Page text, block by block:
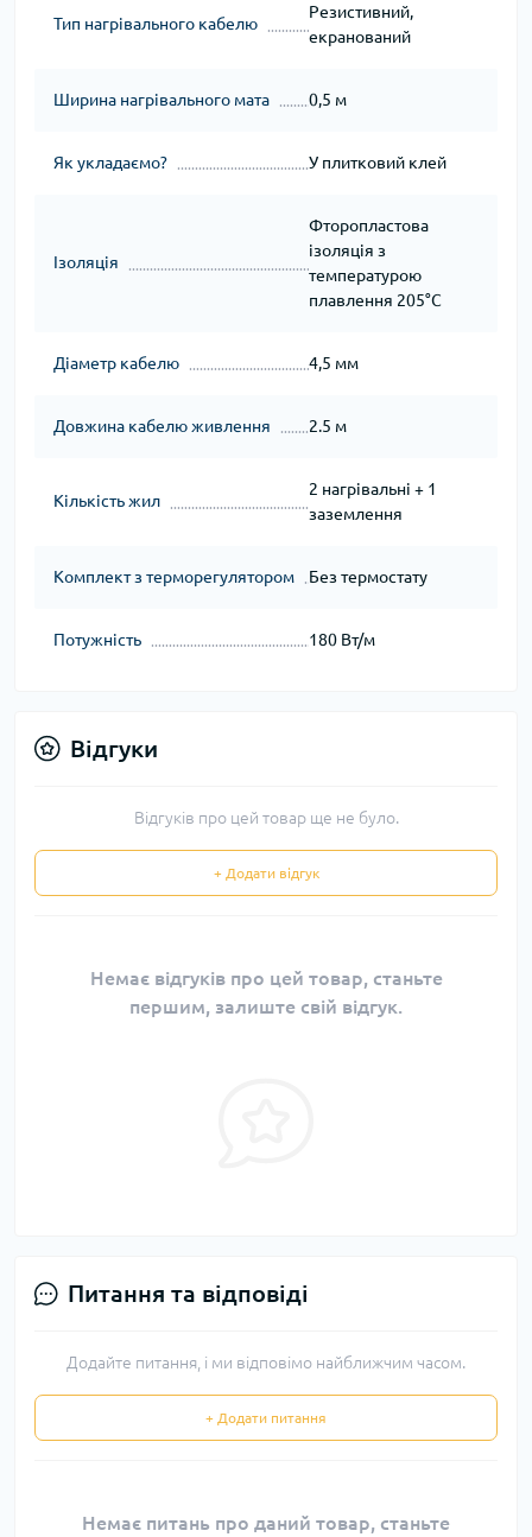
Тип нагрівального кабелю
Резистивний,
екранований
Ширина нагрівального мата 0,5 м
Як укладаємо? У плитковий клей
Ізоляція
Фторопластова
ізоляція з
температурою
плавлення 205°C
Діаметр кабелю 4,5 мм
Довжина кабелю живлення 2.5 м
Кількість жил
2 нагрівальні + 1
заземлення
Комплект з терморегулятором Без термостату
Потужність 180 Вт/м
Відгуки
Відгуків про цей товар ще не було.
+ Додати відгук
Немає відгуків про цей товар, станьте
першим, залиште свій відгук.
Питання та відповіді
Додайте питання, і ми відповімо найближчим часом.
+ Додати питання
Немає питань про даний товар, станьте